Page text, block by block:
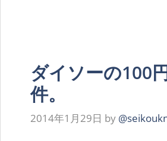
ダイソーの100
件。
2014年1月29日 by